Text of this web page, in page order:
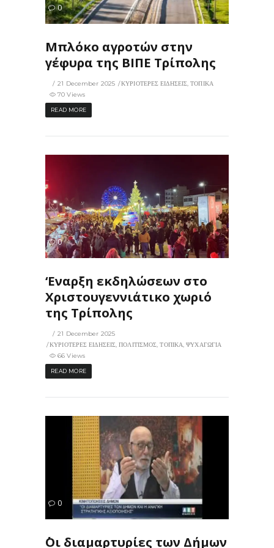
0
Μπλόκο αγροτών στην
γέφυρα της ΒΙΠΕ Τρίπολης
21 December 2025 ΚΥΡΙΟΤΕΡΕΣ ΕΙΔΗΣΕΙΣ,ΤΟΠΙΚΑ
70 Views
READ MORE
0
‘Εναρξη εκδηλώσεων στο
Χριστουγεννιάτικο χωριό
της Τρίπολης
21 December 2025
ΚΥΡΙΟΤΕΡΕΣ ΕΙΔΗΣΕΙΣ,ΠΟΛΙΤΙΣΜΟΣ,ΤΟΠΙΚΑ,ΨΥΧΑΓΩΓΙΑ
66 Views
READ MORE
0
΄΄Οι διαμαρτυρίες των Δήμων